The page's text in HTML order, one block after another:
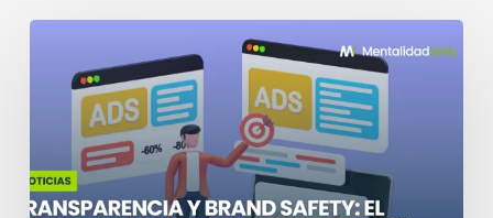
El
nuevas
etiquetas
de